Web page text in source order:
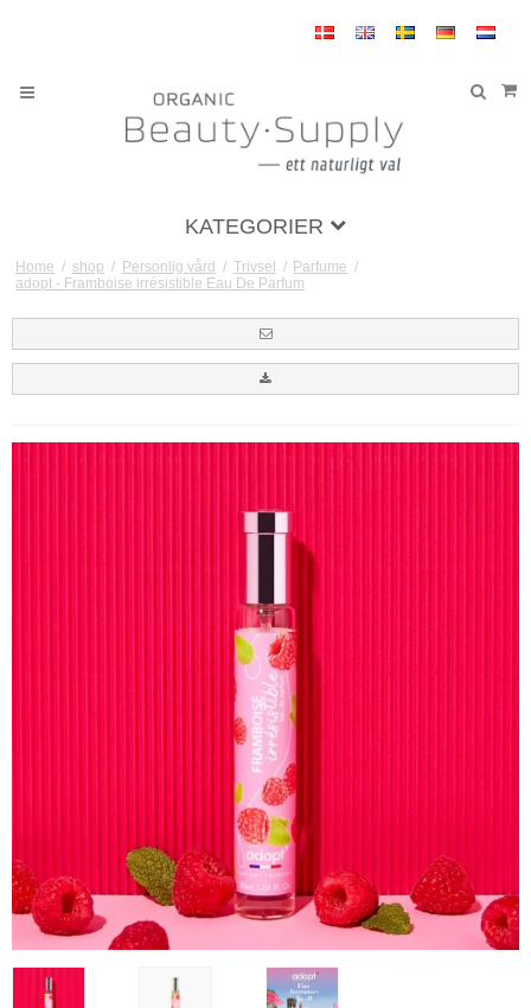
KATEGORIER
Home / shop / Personlig vård / Trivsel / Parfume /
adopt - Framboise irrésistible Eau De Parfum